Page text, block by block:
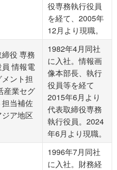
役専務執行役員
を経て、2005年
12月より現職。
役 専務
情報電
ント担
産業セグ
担当補佐
ア地区
1982年4月同社
に入社。情報画
像本部長、執行
役員等を経て
2015年6月より
代表取締役専務
執行役員。2024
年6月より現職。
1996年7月同社
に入社。財務経